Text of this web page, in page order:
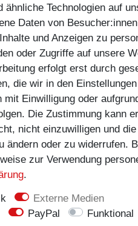
Shoes
schwarz
130,00 €
ähnliche Technologien auf
Daten von
und Anzeigen zu
oder Zugriffe auf unsere
erfolgt erst durch
die wir in den
mit Einwilligung oder
Die Zustimmung kann
nicht einzuwilligen und
ändern oder zu widerrufen.
zur Verwendung
.
Externe Medien
PayPal
Funktional